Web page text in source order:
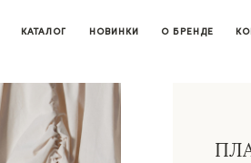
КАТАЛОГ НОВИНКИ О БРЕНДЕ